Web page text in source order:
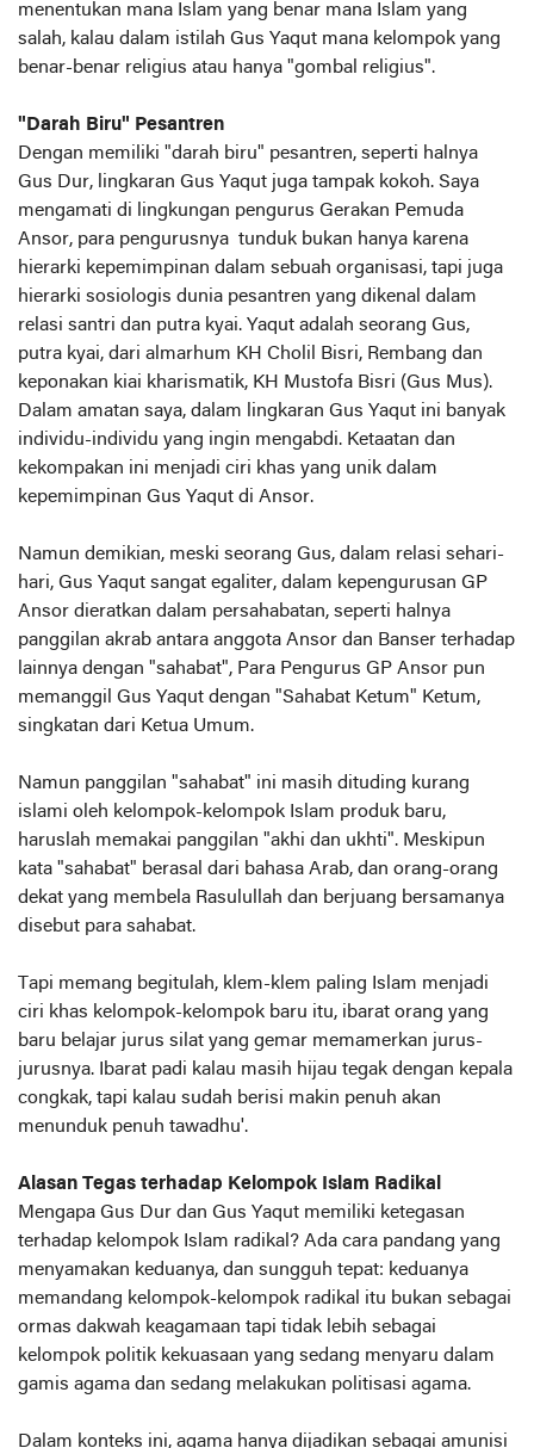
menentukan mana Islam yang benar mana Islam yang
salah, kalau dalam istilah Gus Yaqut mana kelompok yang
benar-benar religius atau hanya "gombal religius".
"Darah Biru" Pesantren
Dengan memiliki "darah biru" pesantren, seperti halnya
Gus Dur, lingkaran Gus Yaqut juga tampak kokoh. Saya
mengamati di lingkungan pengurus Gerakan Pemuda
Ansor, para pengurusnya tunduk bukan hanya karena
hierarki kepemimpinan dalam sebuah organisasi, tapi juga
hierarki sosiologis dunia pesantren yang dikenal dalam
relasi santri dan putra kyai. Yaqut adalah seorang Gus,
putra kyai, dari almarhum KH Cholil Bisri, Rembang dan
keponakan kiai kharismatik, KH Mustofa Bisri (Gus Mus).
Dalam amatan saya, dalam lingkaran Gus Yaqut ini banyak
individu-individu yang ingin mengabdi. Ketaatan dan
kekompakan ini menjadi ciri khas yang unik dalam
kepemimpinan Gus Yaqut di Ansor.
Namun demikian, meski seorang Gus, dalam relasi sehari-
hari, Gus Yaqut sangat egaliter, dalam kepengurusan GP
Ansor dieratkan dalam persahabatan, seperti halnya
panggilan akrab antara anggota Ansor dan Banser terhadap
lainnya dengan "sahabat", Para Pengurus GP Ansor pun
memanggil Gus Yaqut dengan "Sahabat Ketum" Ketum,
singkatan dari Ketua Umum.
Namun panggilan "sahabat" ini masih dituding kurang
islami oleh kelompok-kelompok Islam produk baru,
haruslah memakai panggilan "akhi dan ukhti". Meskipun
kata "sahabat" berasal dari bahasa Arab, dan orang-orang
dekat yang membela Rasulullah dan berjuang bersamanya
disebut para sahabat.
Tapi memang begitulah, klem-klem paling Islam menjadi
ciri khas kelompok-kelompok baru itu, ibarat orang yang
baru belajar jurus silat yang gemar memamerkan jurus-
jurusnya. Ibarat padi kalau masih hijau tegak dengan kepala
congkak, tapi kalau sudah berisi makin penuh akan
menunduk penuh tawadhu'.
Alasan Tegas terhadap Kelompok Islam Radikal
Mengapa Gus Dur dan Gus Yaqut memiliki ketegasan
terhadap kelompok Islam radikal? Ada cara pandang yang
menyamakan keduanya, dan sungguh tepat: keduanya
memandang kelompok-kelompok radikal itu bukan sebagai
ormas dakwah keagamaan tapi tidak lebih sebagai
kelompok politik kekuasaan yang sedang menyaru dalam
gamis agama dan sedang melakukan politisasi agama.
Dalam konteks ini, agama hanya dijadikan sebagai amunisi